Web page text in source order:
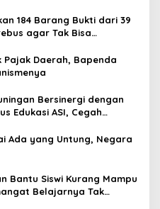
184 Barang Bukti dari 39
agar Tak Bisa
Pajak Daerah, Bapenda
Bersinergi dengan
Edukasi ASI, Cegah
Ada yang Untung, Negara
Bantu Siswi Kurang Mampu
Belajarnya Tak